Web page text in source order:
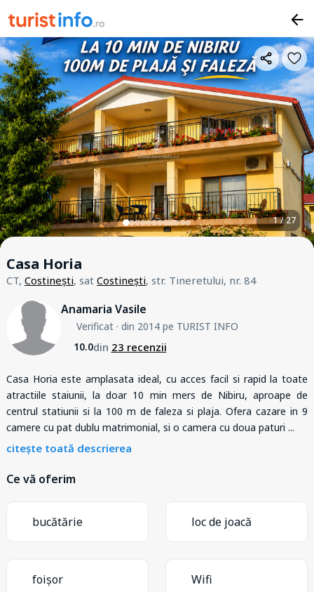
1 / 27
Casa Horia
CT, Costinești, sat Costinești, str. Tineretului, nr. 84
Anamaria Vasile
Verificat· din 2014 pe TURIST INFO
10.0din 23 recenzii
Casa Horia este amplasata ideal, cu acces facil si rapid la toate
atractiile staiunii, la doar 10 min mers de Nibiru, aproape de
centrul statiunii si la 100 m de faleza si plaja. Ofera cazare in 9
camere cu pat dublu matrimonial, si o camera cu doua paturi ...
citește toată descrierea
Ce vă oferim
bucătărie loc de joacă
foișor Wifi